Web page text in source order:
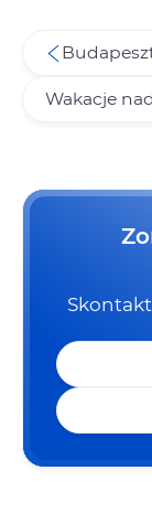
Wakacje